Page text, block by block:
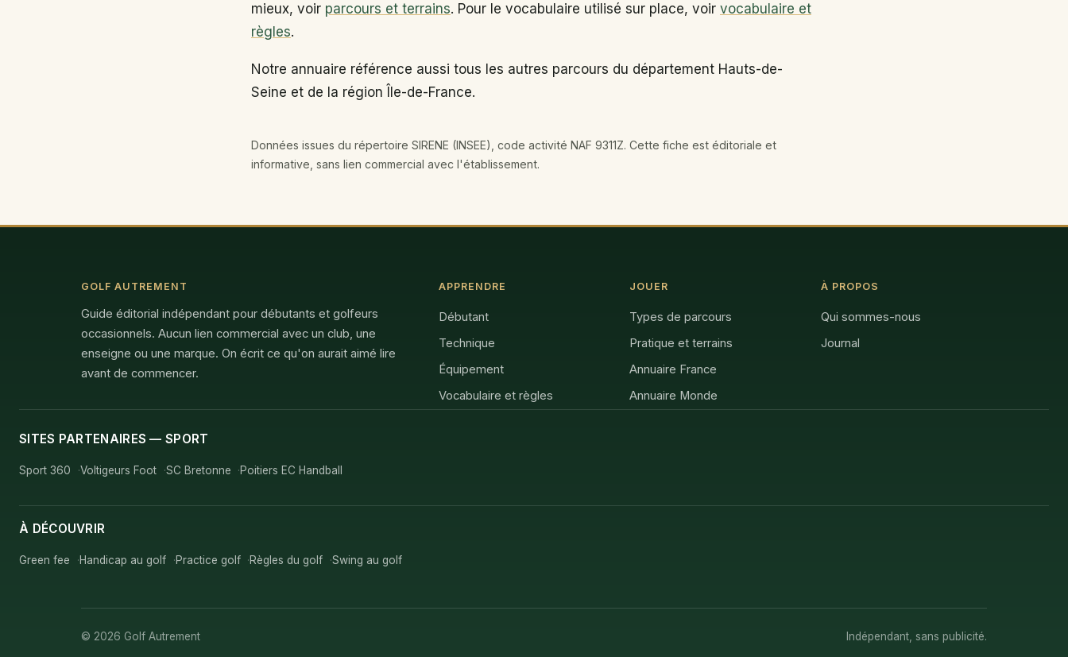
mieux, voir parcours et terrains. Pour le vocabulaire utilisé sur place, voir vocabulaire et
règles.
Notre annuaire référence aussi tous les autres parcours du département Hauts-de-
Seine et de la région Île-de-France.
Données issues du répertoire SIRENE (INSEE), code activité NAF 9311Z. Cette fiche est éditoriale et
informative, sans lien commercial avec l'établissement.
GOLF AUTREMENT
Guide éditorial indépendant pour débutants et golfeurs
occasionnels. Aucun lien commercial avec un club, une
enseigne ou une marque. On écrit ce qu'on aurait aimé lire
avant de commencer.
APPRENDRE
Débutant
Technique
Équipement
Vocabulaire et règles
JOUER
Types de parcours
Pratique et terrains
Annuaire France
Annuaire Monde
À PROPOS
Qui sommes-nous
Journal
SITES PARTENAIRES — SPORT
Sport 360 Voltigeurs Foot SC Bretonne Poitiers EC Handball
À DÉCOUVRIR
Green fee Handicap au golf Practice golf Règles du golf Swing au golf
© 2026 Golf Autrement Indépendant, sans publicité.